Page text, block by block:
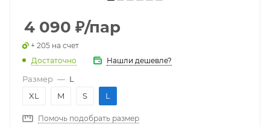
4 090 ₽/пар
+ 205 на счет
Достаточно
Нашли дешевле?
Размер — L
XL
M S L
Помочь подобрать размер